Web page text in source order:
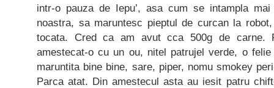
intr-o pauza de Iepu’, asa cum se intampla
noastra, sa maruntesc pieptul de curcan la
tocata. Cred ca am avut cca 500g de carne.
amestecat-o cu un ou, nitel patrujel verde, o
maruntita bine bine, sare, piper, nomu smokey
Parca atat. Din amestecul asta au iesit patru